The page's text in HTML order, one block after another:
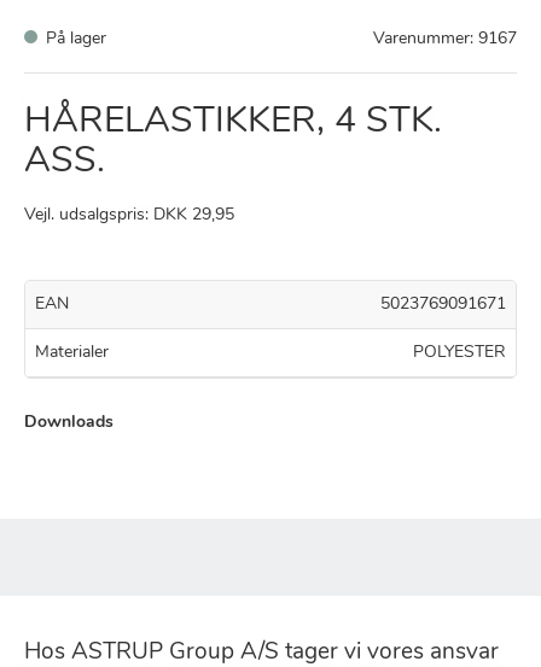
På lager Varenummer: 9167
HÅRELASTIKKER, 4 STK.
ASS.
Vejl. udsalgspris: DKK 29,95
EAN 5023769091671
Materialer POLYESTER
Downloads
Hos ASTRUP Group A/S tager vi vores ansvar